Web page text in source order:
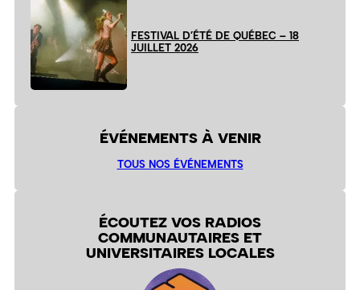
FESTIVAL D’ÉTÉ DE QUÉBEC – 18
JUILLET 2026
ÉVÉNEMENTS À VENIR
TOUS NOS ÉVÉNEMENTS
ÉCOUTEZ VOS RADIOS
COMMUNAUTAIRES ET
UNIVERSITAIRES LOCALES